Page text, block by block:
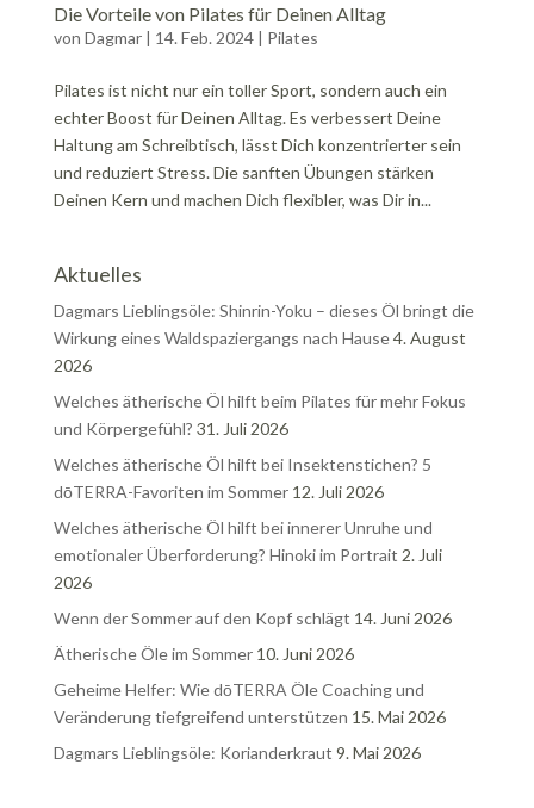
Die Vorteile von Pilates für Deinen Alltag
von Dagmar| 14. Feb. 2024| Pilates
Pilates ist nicht nur ein toller Sport, sondern auch ein
echter Boost für Deinen Alltag. Es verbessert Deine
Haltung am Schreibtisch, lässt Dich konzentrierter sein
und reduziert Stress. Die sanften Übungen stärken
Deinen Kern und machen Dich flexibler, was Dir in...
Aktuelles
Dagmars Lieblingsöle: Shinrin-Yoku – dieses Öl bringt die
Wirkung eines Waldspaziergangs nach Hause4. August
2026
Welches ätherische Öl hilft beim Pilates für mehr Fokus
und Körpergefühl? 31. Juli 2026
Welches ätherische Öl hilft bei Insektenstichen? 5
dōTERRA-Favoriten im Sommer 12. Juli 2026
Welches ätherische Öl hilft bei innerer Unruhe und
emotionaler Überforderung? Hinoki im Portrait 2. Juli
2026
Wenn der Sommer auf den Kopf schlägt 14. Juni 2026
Ätherische Öle im Sommer 10. Juni 2026
Geheime Helfer: Wie dōTERRA Öle Coaching und
Veränderung tiefgreifend unterstützen 15. Mai 2026
Dagmars Lieblingsöle: Korianderkraut 9. Mai 2026